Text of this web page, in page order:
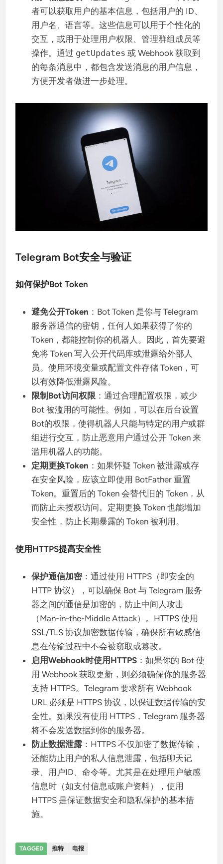
者可以获取用户的基本信息，包括用户的 ID、
用户名、语言等。这些信息可以用于个性化的
交互，或用于处理用户权限、管理群组成员等
操作。通过 getUpdates 或 Webhook 获取到
的每条消息中，都包含发送消息的用户信息，
方便开发者做进一步处理。
Telegram Bot安全与验证
如何保护Bot Token
避免公开Token ：Bot Token 是你与 Telegram
服务器通信的密钥，任何人如果获得了你的
Token，都能控制你的机器人。因此，首先要避
免将 Token 写入公开代码库或泄露给外部人
员。使用环境变量或配置文件存储 Token，可
以有效降低泄露风险。
限制Bot访问权限 ：通过合理配置权限，减少
Bot 被滥用的可能性。例如，可以在后台设置
Bot的权限，使得机器人只能与特定的用户或群
组进行交互，防止恶意用户通过公开 Token 来
滥用机器人的功能。
定期更换Token ：如果怀疑 Token 被泄露或存
在安全风险，应该立即使用 BotFather 重置
Token。重置后的 Token 会替代旧的 Token，从
而防止未授权访问。定期更换 Token 也能增加
安全性，防止长期暴露的 Token 被利用。
使用HTTPS提高安全性
保护通信加密：通过使用 HTTPS（即安全的
HTTP 协议），可以确保 Bot 与 Telegram 服务
器之间的通信是加密的，防止中间人攻击
（Man-in-the-Middle Attack）。HTTPS 使用
SSL/TLS 协议加密数据传输，确保所有敏感信
息在传输过程中不会被窃取或篡改。
启用Webhook时使用HTTPS ：如果你的 Bot 使
用 Webhook 获取更新，则必须确保你的服务器
支持 HTTPS。Telegram 要求所有 Webhook
URL 必须是 HTTPS 协议，以保证数据传输的安
全性。如果没有使用 HTTPS，Telegram 服务器
将不会发送数据到你的服务器。
防止数据泄露 ：HTTPS 不仅加密了数据传输，
还能防止用户的私人信息泄露，包括聊天记
录、用户ID、命令等。尤其是在处理用户敏感
信息时（如支付信息或账户资料），使用
HTTPS 是保证数据安全和隐私保护的基本措
施。
TAGGED 推特 电报